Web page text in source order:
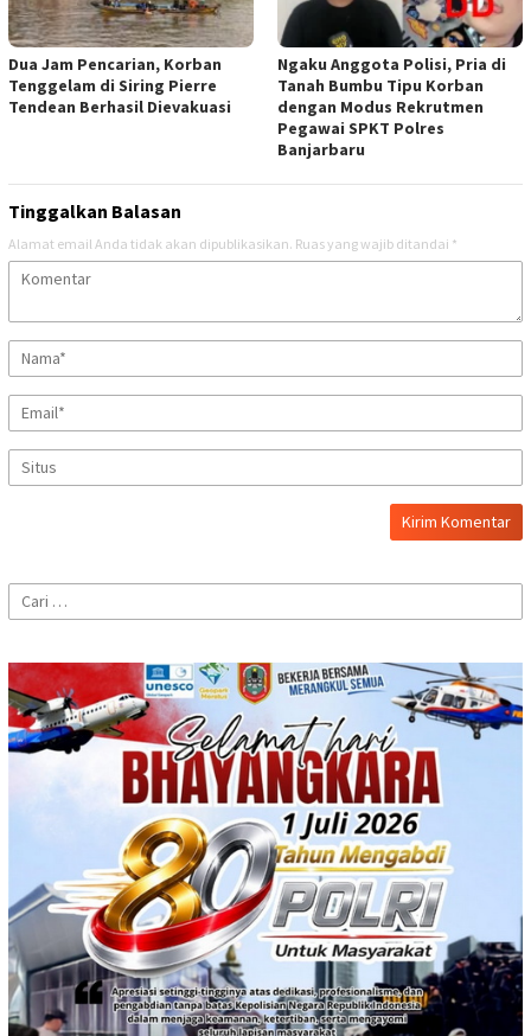
Dua Jam Pencarian, Korban
Tenggelam di Siring Pierre
Tendean Berhasil Dievakuasi
Ngaku Anggota Polisi, Pria di
Tanah Bumbu Tipu Korban
dengan Modus Rekrutmen
Pegawai SPKT Polres
Banjarbaru
Tinggalkan Balasan
Alamat email Anda tidak akan dipublikasikan. Ruas yang wajib ditandai *
Cari
untuk: